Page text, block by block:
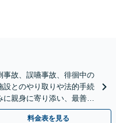
事故、誤嚥事故、徘徊中の
設とのやり取りや法的手続
に親身に寄り添い、最善の
料金表を見る